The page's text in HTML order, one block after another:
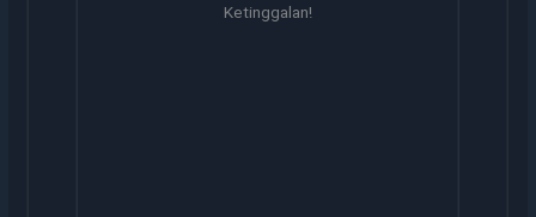
Ketinggalan!